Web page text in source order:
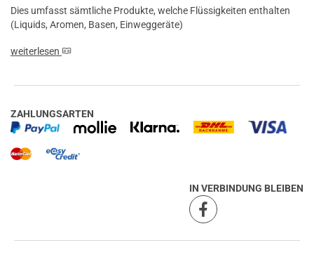
Dies umfasst sämtliche Produkte, welche Flüssigkeiten enthalten
(Liquids, Aromen, Basen, Einweggeräte)
weiterlesen
ZAHLUNGSARTEN
IN VERBINDUNG BLEIBEN